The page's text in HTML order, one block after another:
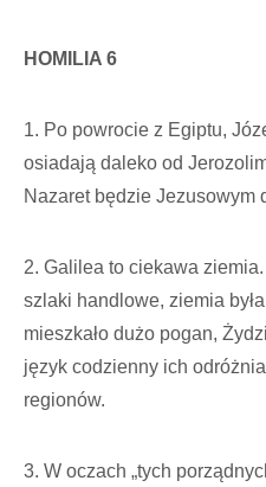
HOMILIA 6
1. Po powrocie z Egiptu,
osiadają daleko od
Nazaret będzie Jezusowym
2. Galilea to ciekawa ziemia.
szlaki handlowe, ziemia
mieszkało dużo pogan,
język codzienny ich
regionów.
3. W oczach „tych